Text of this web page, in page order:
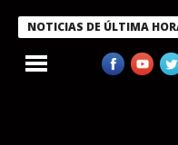
NOTICIAS DE ÚLTIMA
condecora a